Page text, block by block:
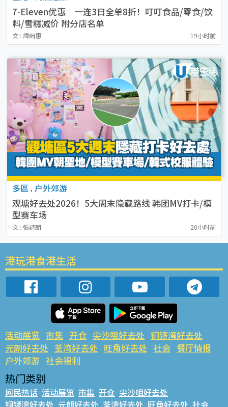
7-Eleven优惠｜一连3日全单8折！叮叮食品/零食/饮
料/雪糕减价 附分店名单
文 : 譚幽惠 19小时前
多區 . 户外郊游
观塘好去处2026！5大周末隐藏路线 韩团MV打卡/模
型赛车场
文 : 張詩朗 20小时前
港玩港食港生活
活动展览 市集 开仓 尖沙咀好去处 铜锣湾好去处
元朗好去处 荃湾好去处 旺角好去处 社会 餐厅情报
户外郊游 社会福利
热门类别
网民热话 活动展览 市集 开仓 尖沙咀好去处
铜锣湾好去处 元朗好去处 荃湾好去处 旺角好去处 社会